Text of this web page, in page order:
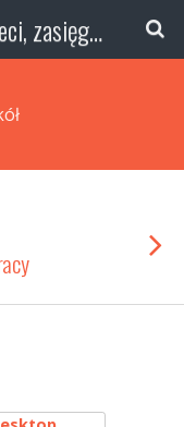
gsm.biz.pl - informacje, sieci, zasięg technologie